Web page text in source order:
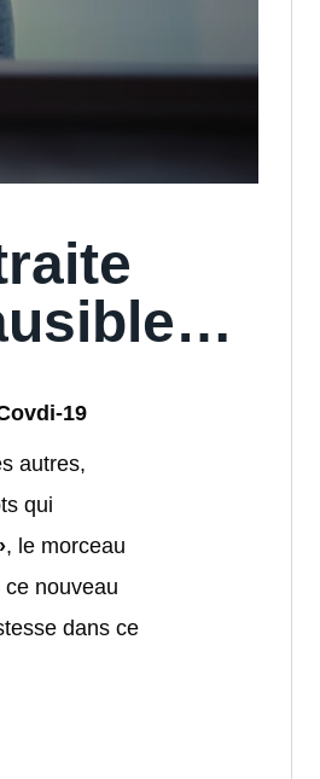
19
autres,
qui
, le morceau
ce nouveau
dans ce